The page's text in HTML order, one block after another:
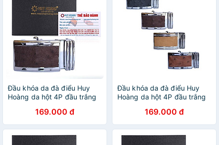
Đầu khóa da đà điểu Huy
Hoàng da hột 4P đầu trắng
169.000 đ
Đầu khóa da đà điểu Huy
Hoàng da hột 4P đầu trắng
nâu đỏ HT9421-22-23-24
169.000 đ